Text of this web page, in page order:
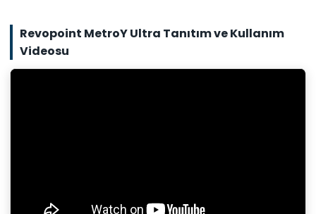
Revopoint MetroY Ultra Tanıtım ve Kullanım
Videosu